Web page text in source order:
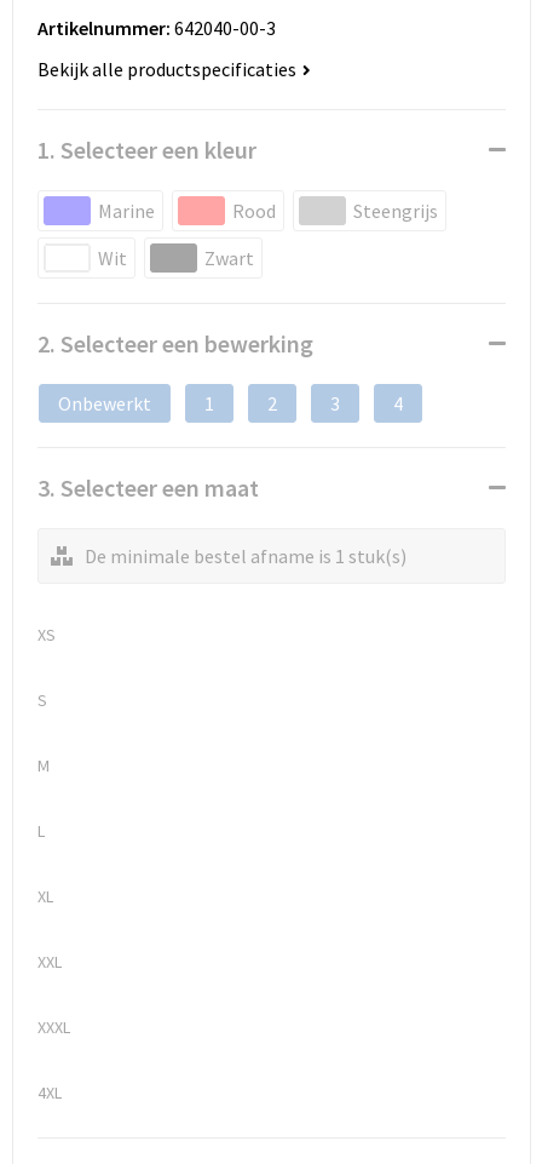
Artikelnummer: 642040-00-3
Bekijk alle productspecificaties
1. Selecteer een kleur
Marine Rood
Steengrijs
Wit
Zwart
2. Selecteer een bewerking
Onbewerkt 1 2 3 4
3. Selecteer een maat
De minimale bestel afname is 1 stuk(s)
XS
S
M
L
XL
XXL
XXXL
4XL